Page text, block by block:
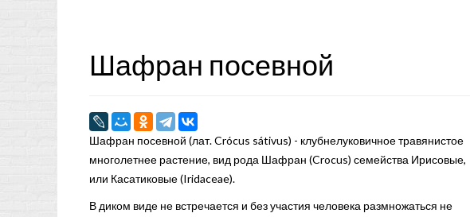
Шафран посевной
Шафран посевной (лат. Crócus sátivus) - клубнелуковичное травянистое
многолетнее растение, вид рода Шафран (Crocus) семейства Ирисовые,
или Касатиковые (Iridaceae).
В диком виде не встречается и без участия человека размножаться не